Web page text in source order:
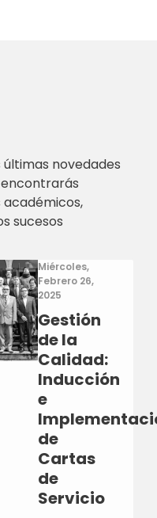
novedades
encontrarás
sucesos
Miércoles,
Febrero 26,
2025
Gestión
de la
Calidad:
Inducción
e
de
Cartas
de
Servicio